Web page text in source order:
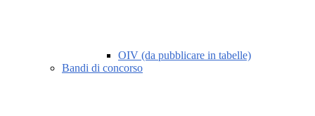
OIV (da pubblicare in tabelle)
Bandi di concorso